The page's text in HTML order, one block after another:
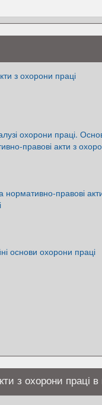
з охорони праці
охорони праці.
правові акти з
нормативно-правові
основи охорони праці
з охорони праці в